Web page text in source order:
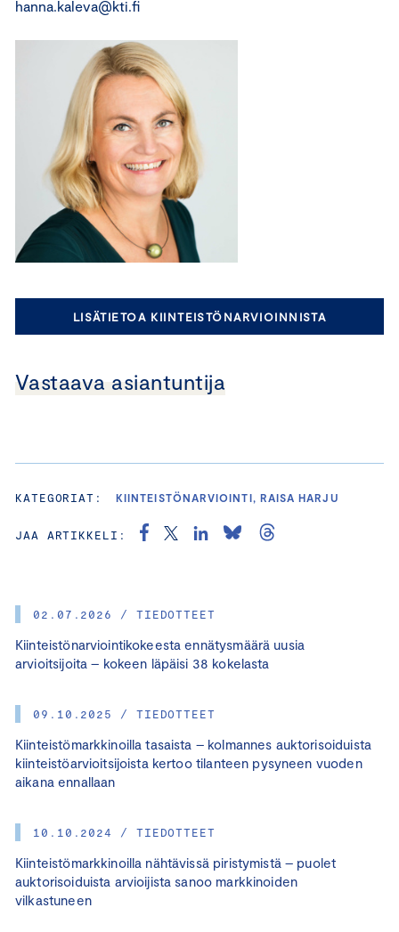
02.07.2026 / TIEDOTTEET
Kiinteistönarviointikokeesta ennätysmäärä uusia
arvioitsijoita – kokeen läpäisi 38 kokelasta
09.10.2025 / TIEDOTTEET
Kiinteistömarkkinoilla tasaista – kolmannes auktorisoiduista
kiinteistöarvioitsijoista kertoo tilanteen pysyneen vuoden
aikana ennallaan
10.10.2024 / TIEDOTTEET
Kiinteistömarkkinoilla nähtävissä piristymistä – puolet
auktorisoiduista arvioijista sanoo markkinoiden
vilkastuneen
hanna.kaleva@kti.fi
LISÄTIETOA KIINTEISTÖNARVIOINNISTA
Vastaava asiantuntija
KATEGORIAT: KIINTEISTÖNARVIOINTI, RAISA HARJU
JAA ARTIKKELI: